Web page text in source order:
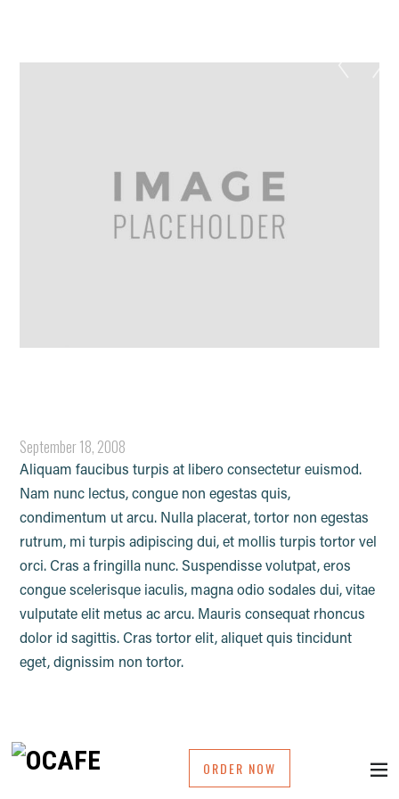
ORDER NOW
September 18, 2008
Aliquam faucibus turpis at libero consectetur euismod.
Nam nunc lectus, congue non egestas quis,
condimentum ut arcu. Nulla placerat, tortor non egestas
rutrum, mi turpis adipiscing dui, et mollis turpis tortor vel
orci. Cras a fringilla nunc. Suspendisse volutpat, eros
congue scelerisque iaculis, magna odio sodales dui, vitae
vulputate elit metus ac arcu. Mauris consequat rhoncus
dolor id sagittis. Cras tortor elit, aliquet quis tincidunt
eget, dignissim non tortor.